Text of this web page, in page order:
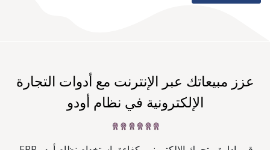
عزز مبيعاتك عبر الإنترنت مع أدوات التجارة
الإلكترونية في نظام أودو